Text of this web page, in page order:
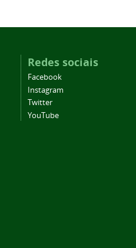
Redes sociais
Facebook
Instagram
Twitter
YouTube